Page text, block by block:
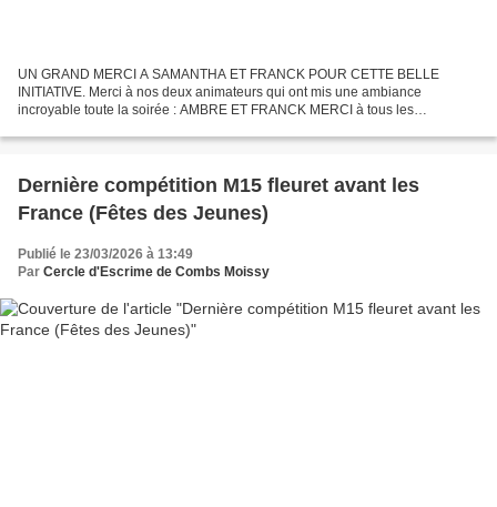
UN GRAND MERCI A SAMANTHA ET FRANCK POUR CETTE BELLE
INITIATIVE. Merci à nos deux animateurs qui ont mis une ambiance
incroyable toute la soirée : AMBRE ET FRANCK MERCI à tous les
Aurélie,...
Dernière compétition M15 fleuret avant les
France (Fêtes des Jeunes)
Publié le 23/03/2026 à 13:49
Par Cercle d'Escrime de Combs Moissy